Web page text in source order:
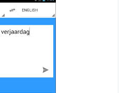
Handige
Richtlijnen”